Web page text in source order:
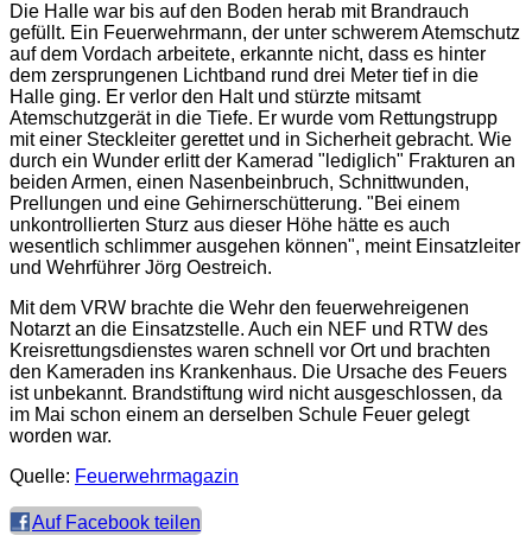
Die Halle war bis auf den Boden herab mit Brandrauch
gefüllt. Ein Feuerwehrmann, der unter schwerem Atemschutz
auf dem Vordach arbeitete, erkannte nicht, dass es hinter
dem zersprungenen Lichtband rund drei Meter tief in die
Halle ging. Er verlor den Halt und stürzte mitsamt
Atemschutzgerät in die Tiefe. Er wurde vom Rettungstrupp
mit einer Steckleiter gerettet und in Sicherheit gebracht. Wie
durch ein Wunder erlitt der Kamerad "lediglich" Frakturen an
beiden Armen, einen Nasenbeinbruch, Schnittwunden,
Prellungen und eine Gehirnerschütterung. "Bei einem
unkontrollierten Sturz aus dieser Höhe hätte es auch
wesentlich schlimmer ausgehen können", meint Einsatzleiter
und Wehrführer Jörg Oestreich.
Mit dem VRW brachte die Wehr den feuerwehreigenen
Notarzt an die Einsatzstelle. Auch ein NEF und RTW des
Kreisrettungsdienstes waren schnell vor Ort und brachten
den Kameraden ins Krankenhaus. Die Ursache des Feuers
ist unbekannt. Brandstiftung wird nicht ausgeschlossen, da
im Mai schon einem an derselben Schule Feuer gelegt
worden war.
Quelle: Feuerwehrmagazin
Auf Facebook teilen